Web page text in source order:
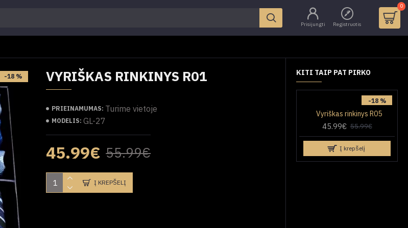
Prisijungti Registruotis
0
-18 % VYRIŠKAS RINKINYS R01
PRIEINAMUMAS: Turime vietoje
MODELIS: GL-27
45.99€ 55.99€
Į KREPŠELĮ
KITI TAIP PAT PIRKO
-18 %
Vyriškas rinkinys R05
45.99€ 55.99€
Į krepšelį